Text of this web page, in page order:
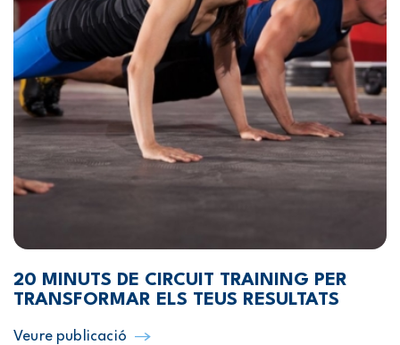
20 MINUTS DE CIRCUIT TRAINING PER
TRANSFORMAR ELS TEUS RESULTATS
Veure publicació